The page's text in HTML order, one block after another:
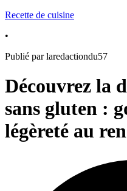
Recette de cuisine
•
Publié par laredactiondu57
Découvrez la
sans gluten :
légèreté au